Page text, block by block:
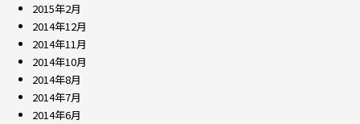
2015年2月
2014年12月
2014年11月
2014年10月
2014年8月
2014年7月
2014年6月